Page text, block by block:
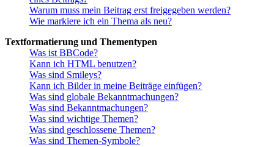
Warum muss mein Beitrag erst freigegeben werden?
Wie markiere ich ein Thema als neu?
Textformatierung und Thementypen
Was ist BBCode?
Kann ich HTML benutzen?
Was sind Smileys?
Kann ich Bilder in meine Beiträge einfügen?
Was sind globale Bekanntmachungen?
Was sind Bekanntmachungen?
Was sind wichtige Themen?
Was sind geschlossene Themen?
Was sind Themen-Symbole?